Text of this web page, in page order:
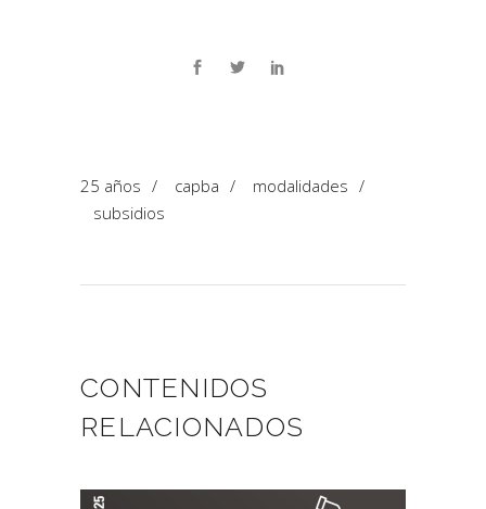
25 años / capba / modalidades /
subsidios
CONTENIDOS
RELACIONADOS